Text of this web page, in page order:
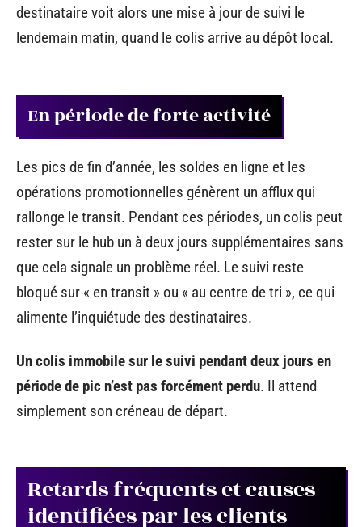
destinataire voit alors une mise à jour de suivi le
lendemain matin, quand le colis arrive au dépôt local.
En période de forte activité
Les pics de fin d’année, les soldes en ligne et les
opérations promotionnelles génèrent un afflux qui
rallonge le transit. Pendant ces périodes, un colis peut
rester sur le hub un à deux jours supplémentaires sans
que cela signale un problème réel. Le suivi reste
bloqué sur « en transit » ou « au centre de tri », ce qui
alimente l’inquiétude des destinataires.
Un colis immobile sur le suivi pendant deux jours en
période de pic n’est pas forcément perdu. Il attend
simplement son créneau de départ.
Retards fréquents et causes
identifiées par les clients